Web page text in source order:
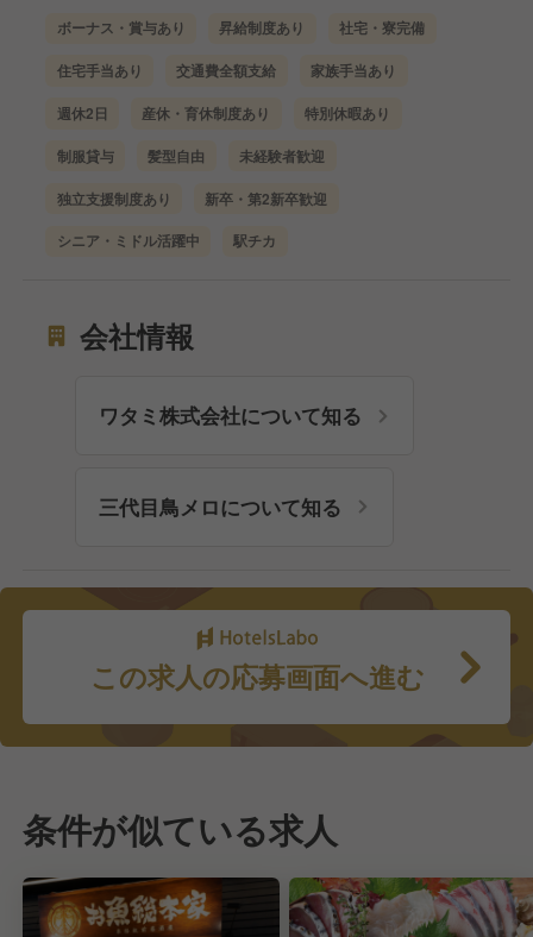
ボーナス・賞与あり 昇給制度あり 社宅・寮完備
住宅手当あり 交通費全額支給 家族手当あり
週休2日 産休・育休制度あり 特別休暇あり
制服貸与 髪型自由 未経験者歓迎
独立支援制度あり 新卒・第2新卒歓迎
シニア・ミドル活躍中 駅チカ
会社情報
ワタミ株式会社について知る
三代目鳥メロについて知る
この求人の応募画面へ進む
条件が似ている求人